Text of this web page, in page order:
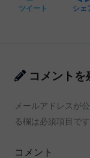
ツイート シェ
コメントを
メールアドレスが
る欄は必須項目です
コメント